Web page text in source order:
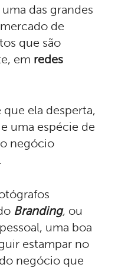
das grandes
de
que são
em redes
ela desperta,
uma espécie de
negócio
Branding, ou
uma boa
estampar no
negócio que